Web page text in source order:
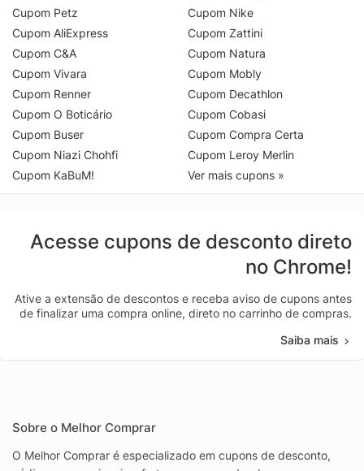
Cupom Petz
Cupom AliExpress
Cupom C&A
Cupom Vivara
Cupom Renner
Cupom O Boticário
Cupom Buser
Cupom Niazi Chohfi
Cupom KaBuM!
Cupom Nike
Cupom Zattini
Cupom Natura
Cupom Mobly
Cupom Decathlon
Cupom Cobasi
Cupom Compra Certa
Cupom Leroy Merlin
Ver mais cupons »
Acesse cupons de desconto direto
no Chrome!
Ative a extensão de descontos e receba aviso de cupons antes
de finalizar uma compra online, direto no carrinho de compras.
Saiba mais
Sobre o Melhor Comprar
O Melhor Comprar é especializado em cupons de desconto,